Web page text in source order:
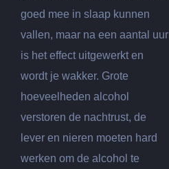
goed mee in slaap kunnen
vallen, maar na een aantal uur
is het effect uitgewerkt en
wordt je wakker. Grote
hoeveelheden alcohol
verstoren de nachtrust, de
lever en nieren moeten hard
werken om de alcohol te